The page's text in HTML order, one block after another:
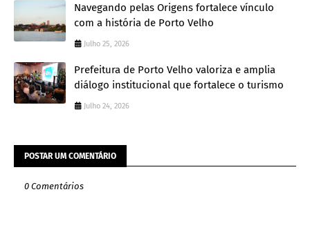
Navegando pelas Origens fortalece vínculo
com a história de Porto Velho
Julho 25, 2026
Prefeitura de Porto Velho valoriza e amplia
diálogo institucional que fortalece o turismo
Julho 24, 2026
POSTAR UM COMENTÁRIO
0 Comentários